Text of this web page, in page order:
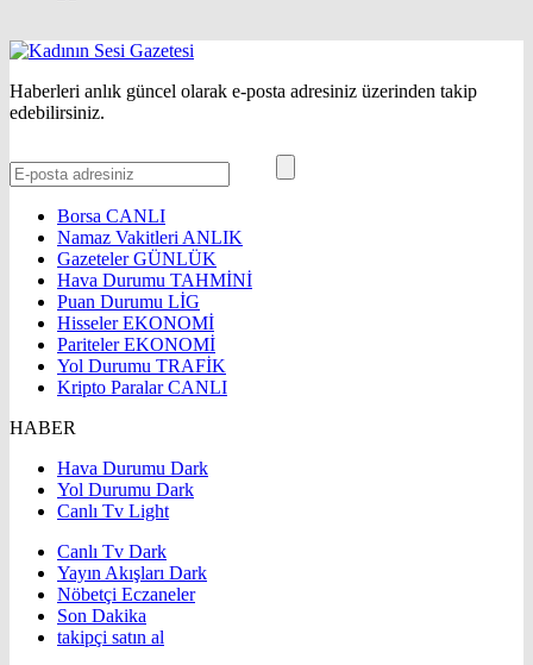
Haberleri anlık güncel olarak e-posta adresiniz üzerinden takip
edebilirsiniz.
Borsa CANLI
Namaz Vakitleri ANLIK
GazetelerGÜNLÜK
Hava Durumu TAHMİNİ
Puan Durumu LİG
HisselerEKONOMİ
ParitelerEKONOMİ
Yol Durumu TRAFİK
Kripto ParalarCANLI
HABER
Hava Durumu Dark
Yol Durumu Dark
Canlı Tv Light
Canlı Tv Dark
Yayın Akışları Dark
Nöbetçi Eczaneler
Son Dakika
takipçi satın al